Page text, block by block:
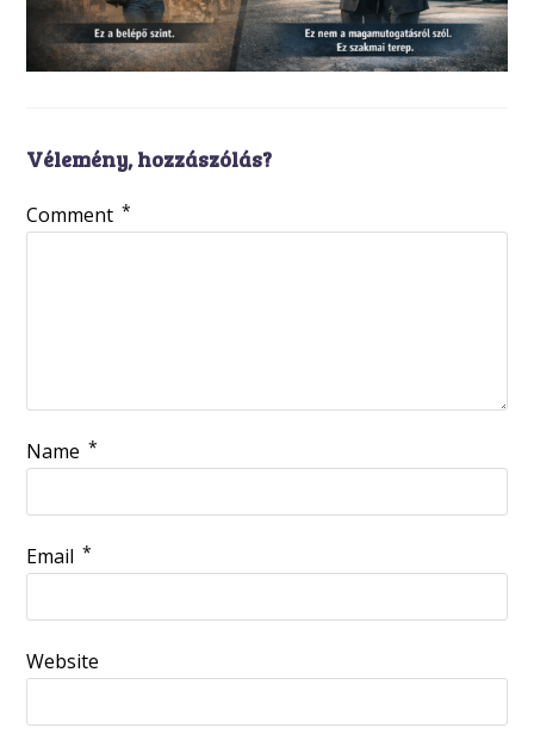
Vélemény, hozzászólás?
Comment *
Name *
Email *
Website